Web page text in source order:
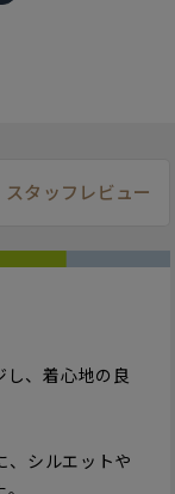
スタッフレビュー
し、着心地の良
、シルエットや